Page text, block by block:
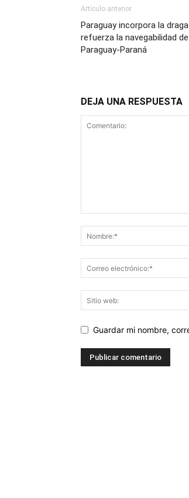
Artículo anterior
Paraguay incorpora la draga
refuerza la navegabilidad
Paraguay-Paraná
DEJA UNA RESPUESTA
Guardar mi nombre,